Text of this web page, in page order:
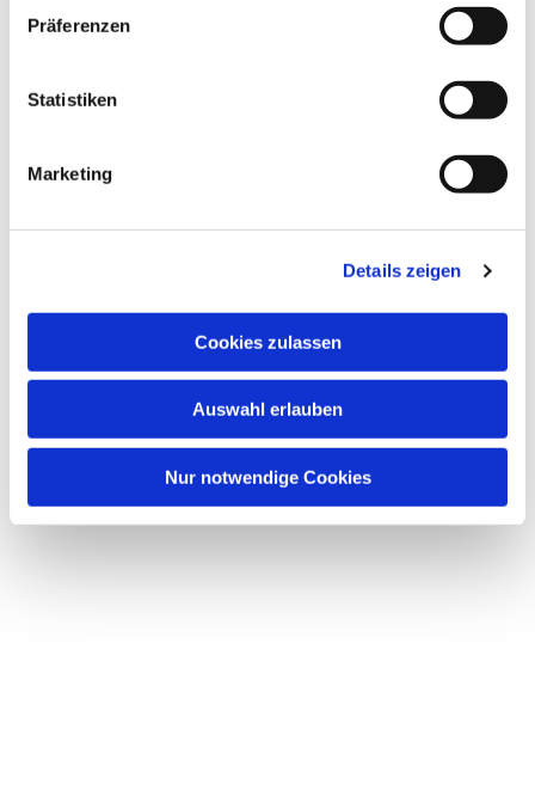
Präferenzen
Statistiken
Marketing
Details zeigen
Cookies zulassen
Auswahl erlauben
Nur notwendige Cookies
Dies könnte Sie auch
interessieren